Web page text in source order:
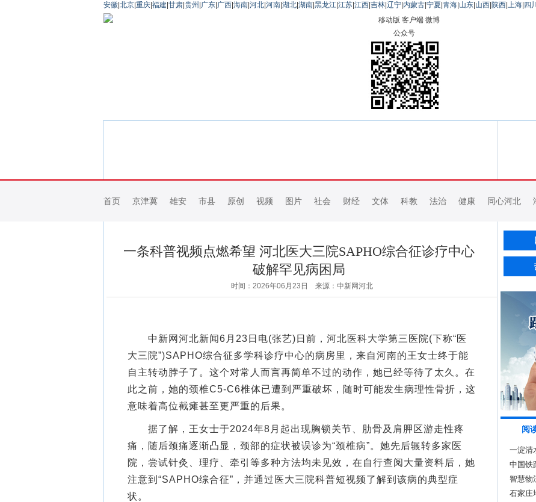
安徽 北京 重庆 福建 甘肃 贵州 广东 广西 海南 河北 河南 湖北 湖南 黑龙江 江苏 江西 吉林 辽宁 内蒙古 宁夏 青海 山东 山西 陕西 上海 四川
移动版 客户端 微博
公众号
首页 京津冀 雄安 市县 原创 视频 图片 社会 财经 文体 科教 法治 健康 同心河北
一条科普视频点燃希望 河北医大三院SAPHO综合征诊疗中心
破解罕见病困局
时间：2026年06月23日 来源：中新网河北
中新网河北新闻6月23日电(张艺)日前，河北医科大学第三医院(下称“医
大三院”)SAPHO综合征多学科诊疗中心的病房里，来自河南的王女士终于能
自主转动脖子了。这个对常人而言再简单不过的动作，她已经等待了太久。在
此之前，她的颈椎C5-C6椎体已遭到严重破坏，随时可能发生病理性骨折，这
意味着高位截瘫甚至更严重的后果。
据了解，王女士于2024年8月起出现胸锁关节、肋骨及肩胛区游走性疼
痛，随后颈痛逐渐凸显，颈部的症状被误诊为“颈椎病”。她先后辗转多家医
院，尝试针灸、理疗、牵引等多种方法均未见效，在自行查阅大量资料后，她
注意到“SAPHO综合征”，并通过医大三院科普短视频了解到该病的典型症
状。
阅
一淀清
中国铁
智慧物
石家庄